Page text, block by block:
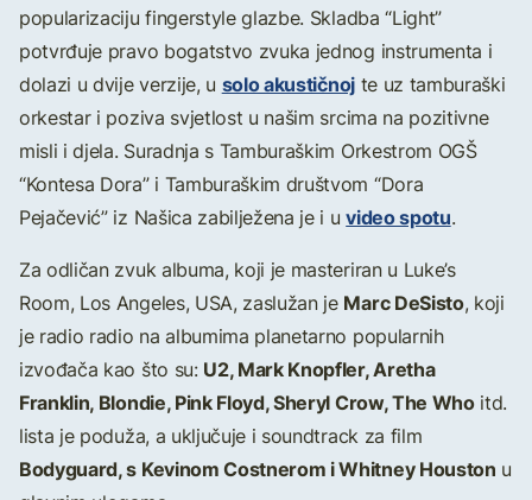
popularizaciju fingerstyle glazbe. Skladba “Light”
potvrđuje pravo bogatstvo zvuka jednog instrumenta i
dolazi u dvije verzije, u solo akustičnojte uz tamburaški
orkestar i poziva svjetlost u našim srcima na pozitivne
misli i djela. Suradnja s Tamburaškim Orkestrom OGŠ
“Kontesa Dora” i Tamburaškim društvom “Dora
Pejačević” iz Našica zabilježena je i uvideo spotu.
Za odličan zvuk albuma, koji je masteriran u Luke’s
Room, Los Angeles, USA, zaslužan je Marc DeSisto, koji
je radio radio na albumima planetarno popularnih
izvođača kao što su: U2, Mark Knopfler, Aretha
Franklin, Blondie, Pink Floyd, Sheryl Crow, The Whoitd.
lista je poduža, a uključuje i soundtrack za film
Bodyguard, s Kevinom Costnerom i Whitney Houston u